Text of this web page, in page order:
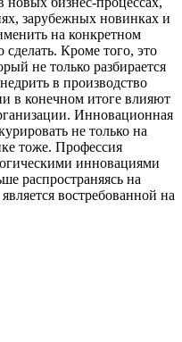
зарубежных новинках и
на конкретном
сделать. Кроме того, это
не только разбирается
в производство
в конечном итоге влияют
Инновационная
не только на
тоже. Профессия
инновациями
распространяясь на
востребованной на